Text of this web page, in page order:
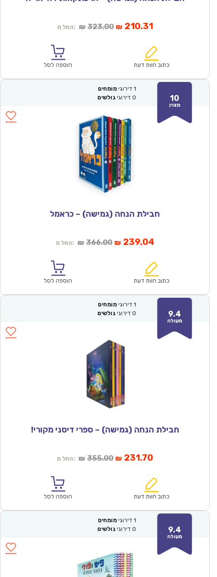
החל מ: ₪ 323.00המחיר
₪323.00.
₪ 210.31המחיר
הוא:
כתוב חוות דעת הוספה לסל
10
מצוין
1 דירוגי מומחים
0 דירוגי גולשים
חבילת הנחה (גמישה) – כראמל
החל מ: ₪ 366.00המחיר
₪366.00.
₪ 239.04המחיר
הוא:
כתוב חוות דעת הוספה לסל
9.4
מעולה
1 דירוגי מומחים
0 דירוגי גולשים
חבילת הנחה (גמישה) – ספרי דיסני מקורי!
החל מ: ₪ 355.00המחיר
₪355.00.
₪ 231.70המחיר
הוא:
כתוב חוות דעת הוספה לסל
9.4
מעולה
1 דירוגי מומחים
0 דירוגי גולשים